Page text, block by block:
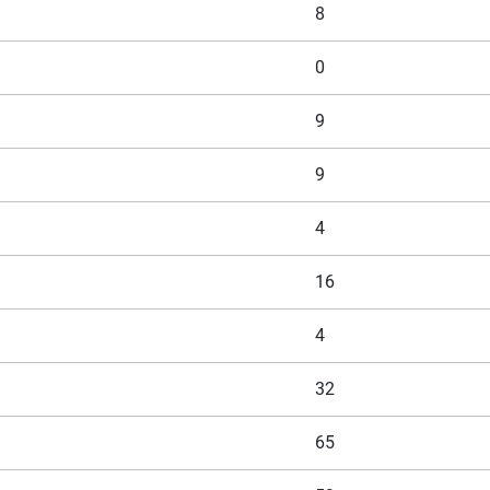
8
0
9
9
4
16
4
32
65